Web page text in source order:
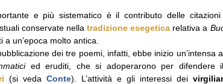
e più sistematico è il contributo delle
conservate nella tradizione esegetica relativa a
a un’epoca molto antica.
dei tre poemi, infatti, ebbe inizio un’intensa
ed eruditi, che si adoperarono per difendere
(si vedaConte). L’attività e gli interessi dei